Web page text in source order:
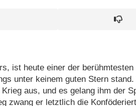
ist heute einer der berühmtesten
unter keinem guten Stern
aus, und es gelang ihm der
zwang er letztlich die